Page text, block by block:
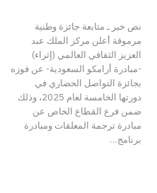
نص خبر ـ متابعة جائزة وطنية
مرموقة أعلن مركز الملك عبد
العزيز الثقافي العالمي (إثراء)
-مبادرة أرامكو السعودية- عن فوزه
بجائزة التواصل الحضاري في
دورتها الخامسة لعام 2025، وذلك
ضمن فرع القطاع الخاص عن
مبادرة ترجمة المعلقات ومبادرة
برنامج…